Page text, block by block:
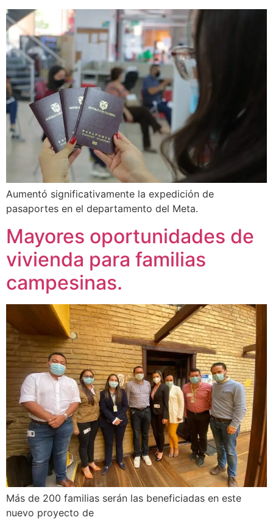
Aumentó significativamente la expedición de
pasaportes en el departamento del Meta.
Mayores oportunidades de
vivienda para familias
campesinas.
Más de 200 familias serán las beneficiadas en este
nuevo proyecto de